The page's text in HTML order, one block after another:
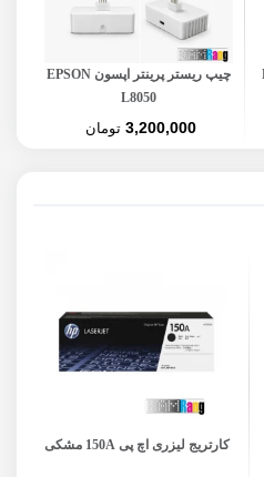
چیپ ریستر پرینتر اپسون EPSON
L8050
3,200,000 تومان
کارتریج لیزری اچ پی 150A مشکی